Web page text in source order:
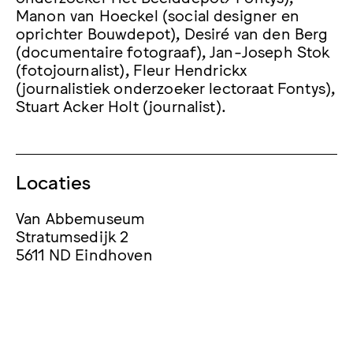
Manon van Hoeckel (social designer en
oprichter Bouwdepot), Desiré van den Berg
(documentaire fotograaf), Jan-Joseph Stok
(fotojournalist), Fleur Hendrickx
(journalistiek onderzoeker lectoraat Fontys),
Stuart Acker Holt (journalist).
Locaties
Van Abbemuseum
Stratumsedijk 2
5611 ND Eindhoven